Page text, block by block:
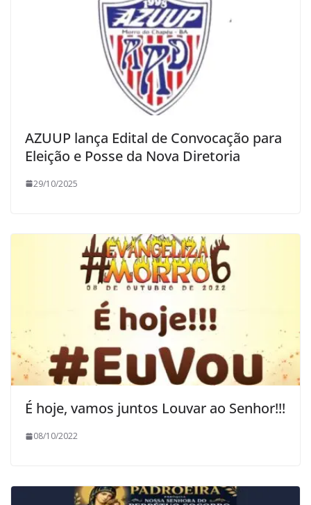
AZUUP lança Edital de Convocação para
Eleição e Posse da Nova Diretoria
29/10/2025
É hoje, vamos juntos Louvar ao Senhor!!!
08/10/2022